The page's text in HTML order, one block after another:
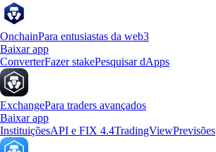
OnchainPara entusiastas da web3
Baixar app
ConverterFazer stakePesquisar dApps
ExchangePara traders avançados
Baixar app
InstituiçõesAPI e FIX 4.4TradingViewPrevisões